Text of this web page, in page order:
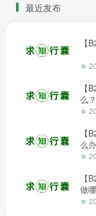
最近发布
【
【
么？
【
么
【
做